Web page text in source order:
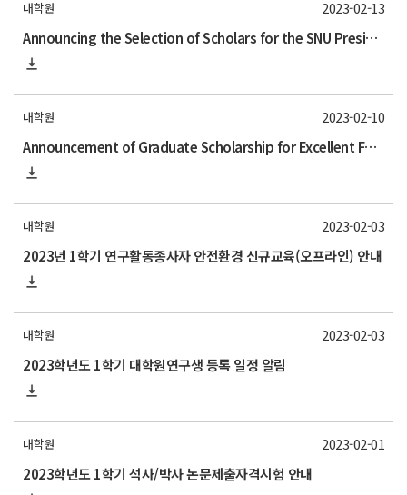
대학원
Announcing the Selection of Scholars for the SNU President Fellowship(SPF) for the fall semester of the 2023
2023-02-13
대학원
Announcement of Graduate Scholarship for Excellent Foreign Students (GSFS) for Fall 2023
2023-02-10
대학원
2023년 1학기 연구활동종사자 안전환경 신규교육(오프라인) 안내
2023-02-03
대학원
2023학년도 1학기 대학원연구생 등록 일정 알림
2023-02-03
대학원
2023학년도 1학기 석사/박사 논문제출자격시험 안내
2023-02-01